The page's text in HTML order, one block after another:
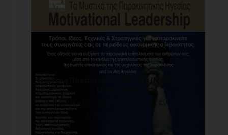
Τι είναι η Παρακινητική Ηγεσία (Motivational
Η Παρακινητική Ηγεσία είναι ένα στυλ